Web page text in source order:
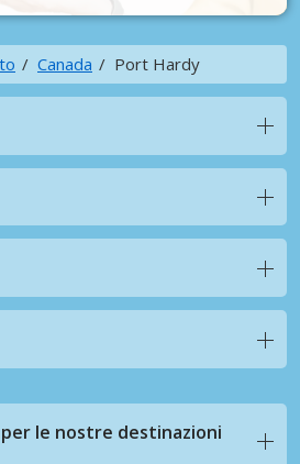
Canada Port Hardy
le nostre destinazioni